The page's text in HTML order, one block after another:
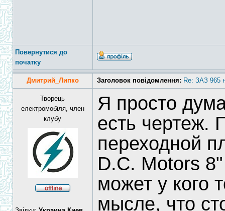
Повернутися до
початку
Дмитрий_Липко Заголовок повідомлення: Re: ЗАЗ 965
Творець
електромобіля, член
клубу
Я просто
есть чертеж.
переходной
D.C. Motors
может у кого
мысле, что